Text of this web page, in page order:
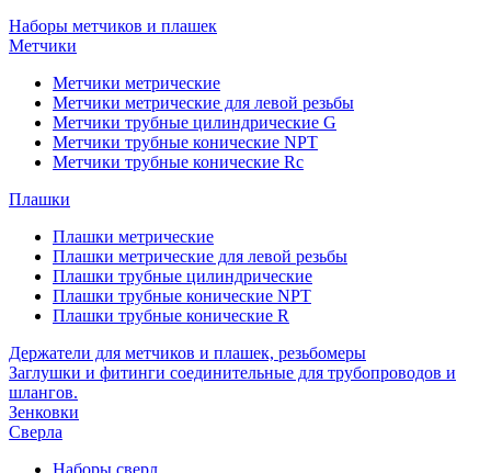
Наборы метчиков и плашек
Метчики
Метчики метрические
Метчики метрические для левой резьбы
Метчики трубные цилиндрические G
Метчики трубные конические NPT
Метчики трубные конические Rc
Плашки
Плашки метрические
Плашки метрические для левой резьбы
Плашки трубные цилиндрические
Плашки трубные конические NPT
Плашки трубные конические R
Держатели для метчиков и плашек, резьбомеры
Заглушки и фитинги соединительные для трубопроводов и
шлангов.
Зенковки
Сверла